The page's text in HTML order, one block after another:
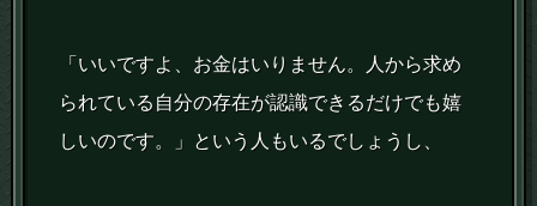
「いいですよ、お金はいりません。人から求め
られている自分の存在が認識できるだけでも嬉
しいのです。」という人もいるでしょうし、